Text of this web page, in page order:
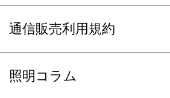
通信販売利用規約
照明コラム